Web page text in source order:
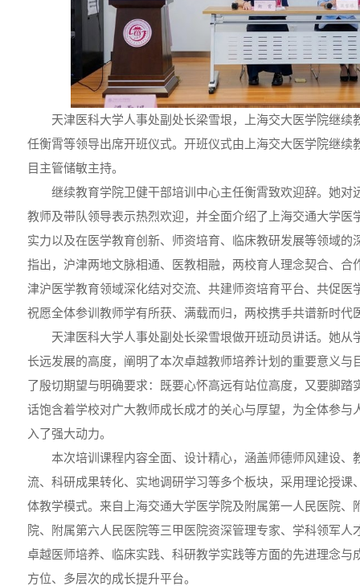
天津医科大学人事处副处长梁雪垠，上海交大医学院继续
任衡霄等领导出席开班仪式。开班仪式由上海交大医学院继续
目主管储敏主持。
继续教育学院卫健干部培训中心主任衡霄致欢迎辞。她对
教师及带队领导表示热烈欢迎，并全面介绍了上海交通大学医
实力以及在医学教育创新、师资培育、临床教研发展等领域的
指出，沪津两地文脉相通、医教相融，两校育人理念契合、合
津沪医学教育领域深化结对交流、共建师资培育平台、共促医
祝愿全体参训教师学有所获、满载而归，两校携手共谱新时代
天津医科大学人事处副处长梁雪垠做开班动员讲话。她从
长远发展的高度，阐明了本次卓越教师培养计划的重要意义与
了殷切期望与明确要求：既要心怀高远有站位高度，又要脚踏
话饱含着学校对广大教师成长成才的关心与厚望，为全体参与
入了强大动力。
本次培训课程内容全面、设计精心，涵盖师德师风建设、
流、科研成果转化、实地调研学习等多个板块，采用理论授课
体教学模式。来自上海交通大学医学院及附属第一人民医院、
院、附属第六人民医院等三甲医院资深管理专家、学科领军人
卓越医师培养、临床实践、科研教学实践等方面的先进理念与
方位、多层次的成长提升平台。